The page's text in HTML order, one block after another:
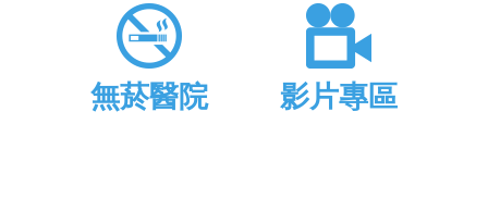
無菸醫院 影片專區